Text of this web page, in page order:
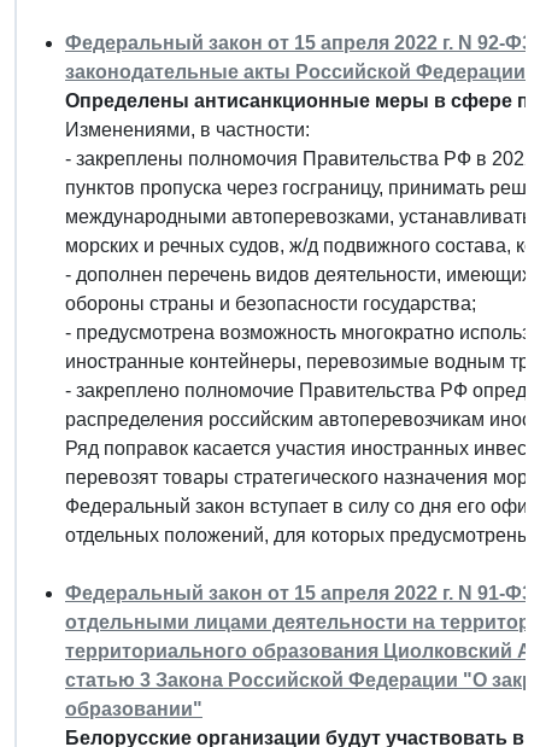
Федеральный закон от 15 апреля 2022 г. N 92-
законодательные акты Российской Федерации"
Определены антисанкционные меры в сфере
Изменениями, в частности:
- закреплены полномочия Правительства РФ в 2022
пунктов пропуска через госграницу, принимать
международными автоперевозками, устанавливать
морских и речных судов, ж/д подвижного состава,
- дополнен перечень видов деятельности, имеющих
обороны страны и безопасности государства;
- предусмотрена возможность многократно
иностранные контейнеры, перевозимые водным
- закреплено полномочие Правительства РФ
распределения российским автоперевозчикам
Ряд поправок касается участия иностранных
перевозят товары стратегического назначения
Федеральный закон вступает в силу со дня его
отдельных положений, для которых предусмотрены
Федеральный закон от 15 апреля 2022 г. N 91-
отдельными лицами деятельности на
территориального образования Циолковский
статью 3 Закона Российской Федерации "О
образовании"
Белорусские организации будут участвовать в